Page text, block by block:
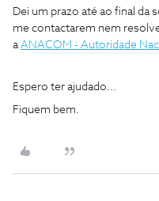
Dei um prazo até ao final da
me contactarem nem
aANACOM - Autoridade
Espero ter ajudado...
Fiquem bem.